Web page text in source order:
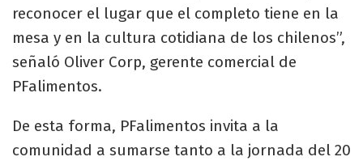
reconocer el lugar que el completo tiene en la
mesa y en la cultura cotidiana de los chilenos”,
señaló Oliver Corp, gerente comercial de
PFalimentos.
De esta forma, PFalimentos invita a la
comunidad a sumarse tanto a la jornada del 20